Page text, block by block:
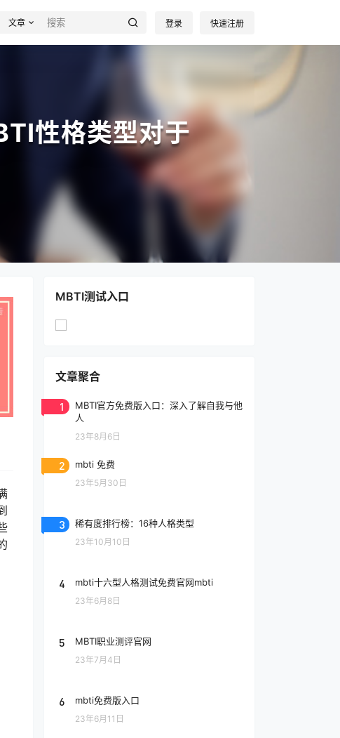
文章 登录 快速注册
性格类型对于
MBTI测试入口
文章聚合
1
MBTI官方免费版入口：深入了解自我与他
人
23年8月6日
2 mbti 免费
23年5月30日
3 稀有度排行榜：16种人格类型
23年10月10日
4 mbti十六型人格测试免费官网mbti
23年6月8日
5 MBTI职业测评官网
23年7月4日
6 mbti免费版入口
23年6月11日